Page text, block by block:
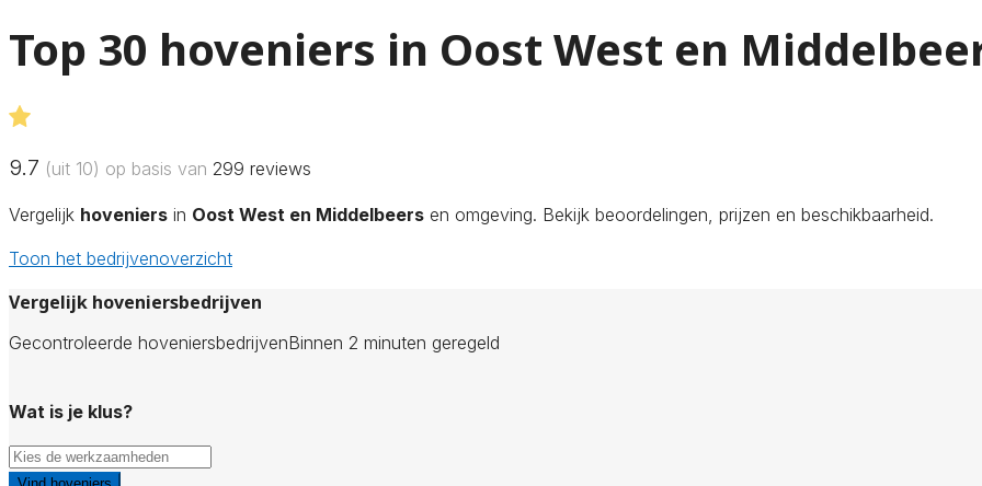
Top 30 hoveniers in Oost West en
9.7 (uit 10) op basis van 299 reviews
Vergelijk hoveniers in Oost West en Middelbeers en omgeving. Bekijk beoordelingen, prijzen en beschikbaarheid.
Toon het bedrijvenoverzicht
Vergelijk hoveniersbedrijven
Gecontroleerde hoveniersbedrijvenBinnen 2 minuten geregeld
Wat is je klus?